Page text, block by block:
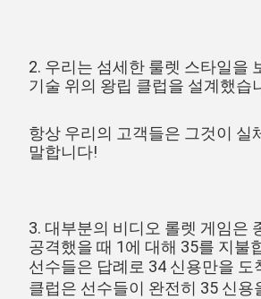
2. 우리는 섬세한 룰렛 스타일을
기술 위의 왕립 클럽을 설계했습
항상 우리의 고객들은 그것이 실
말합니다!
3. 대부분의 비디오 롤렛 게임은
공격했을 때 1에 대해 35를 지불
선수들은 답례로 34 신용만을 도
클럽은 선수들이 완전히 35 신용